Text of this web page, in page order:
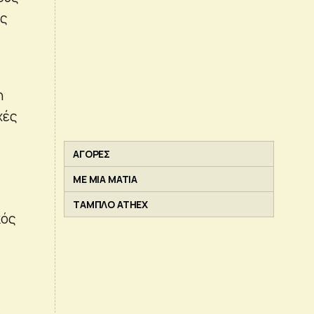
ΑΓΟΡΕΣ
ΜΕ ΜΙΑ ΜΑΤΙΑ
ΤΑΜΠΛΟ ATHEX